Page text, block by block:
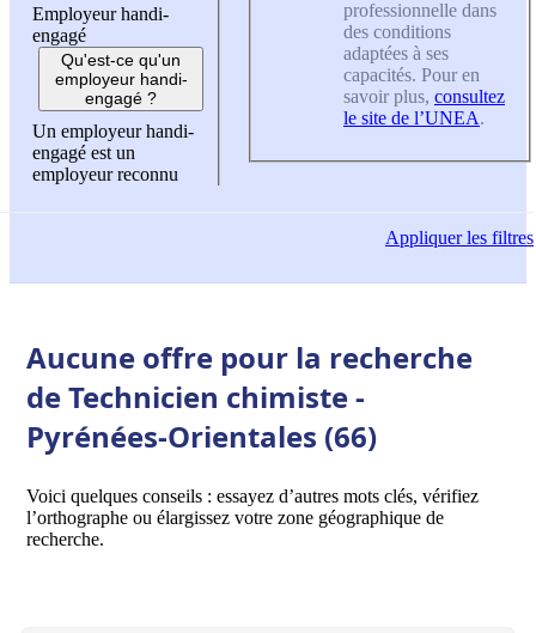
Employeur handi-
engagé
Qu'est-ce qu'un
employeur handi-
engagé ?
Un employeur handi-
engagé est un
employeur reconnu
professionnelle dans
des conditions
adaptées à ses
capacités. Pour en
savoir plus, consultez
le site de l’UNEA.
Appliquerles filtres
Aucune offre pour la recherche
de Technicien chimiste -
Pyrénées-Orientales (66)
Voici quelques conseils : essayez d’autres mots clés, vérifiez
l’orthographe ou élargissez votre zone géographique de
recherche.